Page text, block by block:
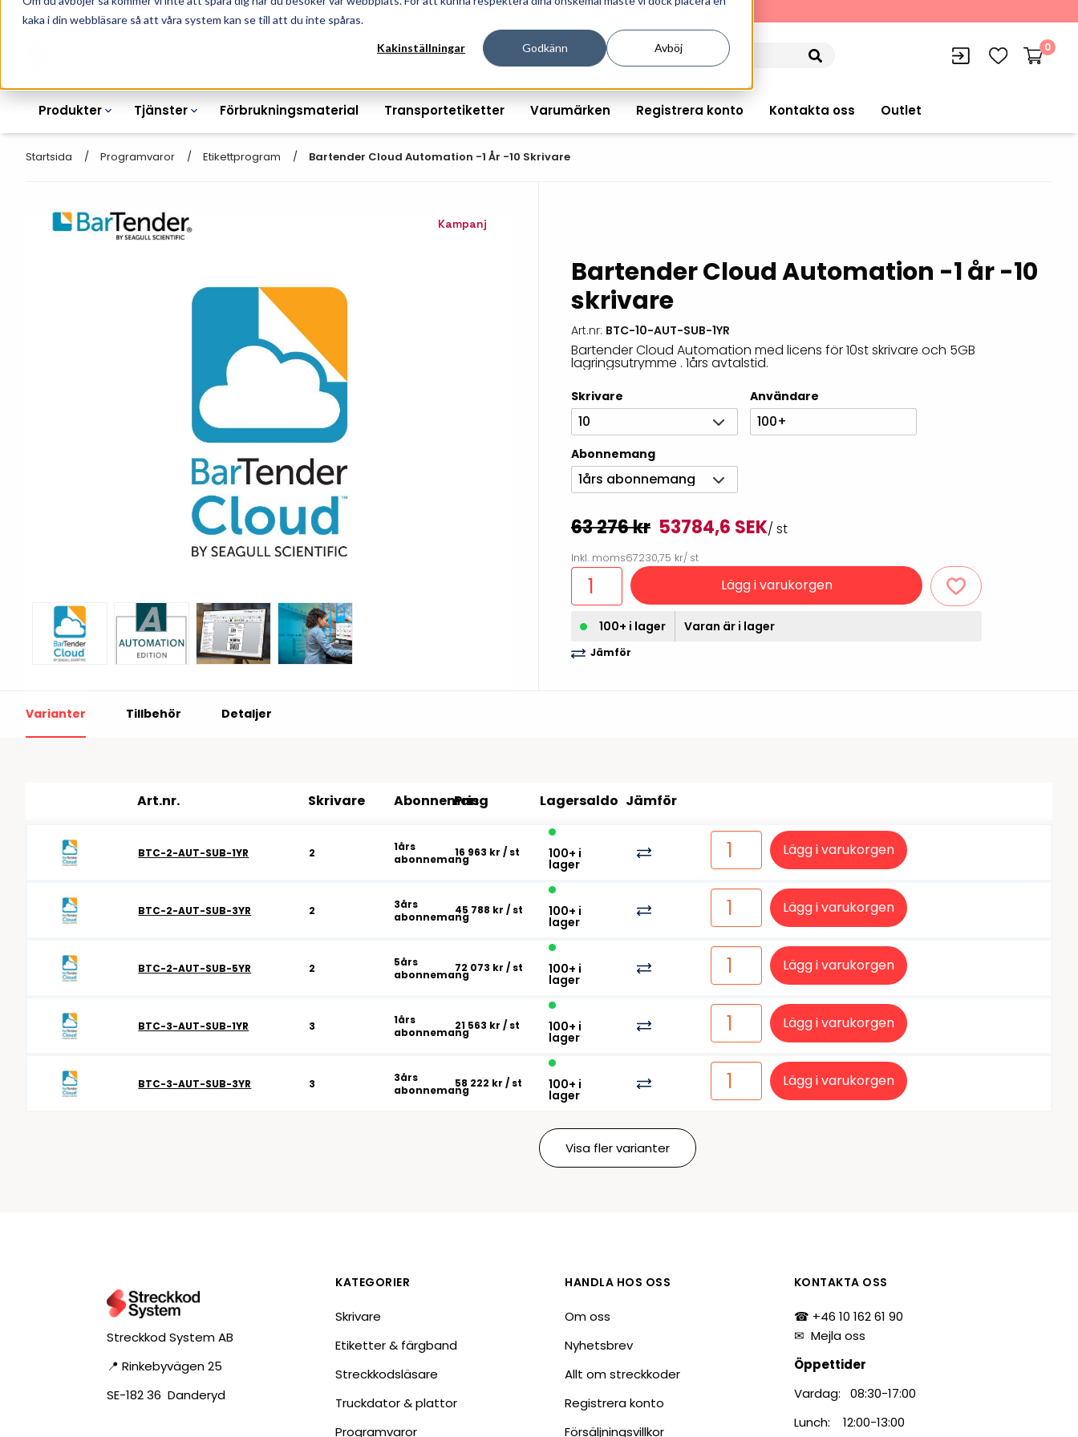
kaka i din webbläsare så att våra system kan se till att du inte spåras.
Kakinställningar Godkänn Avböj
010-162 61 90 Lösningar för professionell informationshantering och märkning
0
Produkter
Etikettskrivare
Transportetiketter
Kvittorullar
Etiketthållare och tillbehör
bläckstråleskrivare
Varningsetiketter
Handhållna streckkodsläsare
Tillbehör streckkodsläsare
Tablets
Tillbehör tablets
Ruggade plattor
Pekskärmar
RFID Handdatorer
RFID Skrivare
RFID antenner
Batteridrivna
arbetsstationer
PC-serien
Outlet-handdatorer
Outlet-skrivare
Tjänster
Otryckta
Printshopen svartvita-
Order offertförfrågan
streckkodsoriginal
WMSIQ: Lagersystem (WMS)
Förbrukningsmaterial Transportetiketter Varumärken Registrera konto Kontakta oss Outlet
Startsida Programvaror Etikettprogram Bartender Cloud Automation -1 År -10 Skrivare
Kampanj
Bartender Cloud Automation -1 år -10
skrivare
Art.nr: BTC-10-AUT-SUB-1YR
Bartender Cloud Automation med licens för 10st skrivare och 5GB
lagringsutrymme . 1års avtalstid.
Skrivare
10
Användare
100+
Abonnemang
1års abonnemang
63 276 kr 53784,6 SEK/ st
Inkl. moms67230,75 kr/ st
Lägg i varukorgen
100+ i lager Varan är i lager
Jämför
Varianter Tillbehör Detaljer
Art.nr. Skrivare Abonnemang
Pris Lagersaldo Jämför
BTC-2-AUT-SUB-1YR 2
1års
abonnemang
16 963 kr / st 100+ i
lager
Lägg i varukorgen
BTC-2-AUT-SUB-3YR 2
3års
abonnemang
45 788 kr / st 100+ i
lager
Lägg i varukorgen
BTC-2-AUT-SUB-5YR 2
5års
abonnemang
72 073 kr / st 100+ i
lager
Lägg i varukorgen
BTC-3-AUT-SUB-1YR 3
1års
abonnemang
21 563 kr / st 100+ i
lager
Lägg i varukorgen
BTC-3-AUT-SUB-3YR 3
3års
abonnemang
58 222 kr / st 100+ i
lager
Lägg i varukorgen
Visa fler varianter
Streckkod System AB
📍 Rinkebyvägen 25
SE-182 36 Danderyd
KATEGORIER
Skrivare
Etiketter & färgband
Streckkodsläsare
Truckdator & plattor
Programvaror
HANDLA HOS OSS
Om oss
Nyhetsbrev
Allt om streckkoder
Registrera konto
Försäljningsvillkor
KONTAKTA OSS
☎ +46 10 162 61 90
✉ Mejla oss
Öppettider
Vardag: 08:30-17:00
Lunch: 12:00-13:00